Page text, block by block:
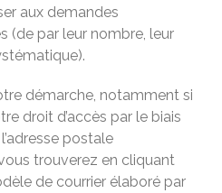
aux demandes
(de par leur nombre, leur
démarche, notamment si
droit d’accès par le biais
postale
trouverez en cliquant
de courrier élaboré par